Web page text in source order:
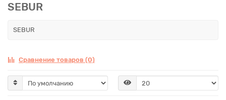
SEBUR
SEBUR
Сравнение товаров (0)